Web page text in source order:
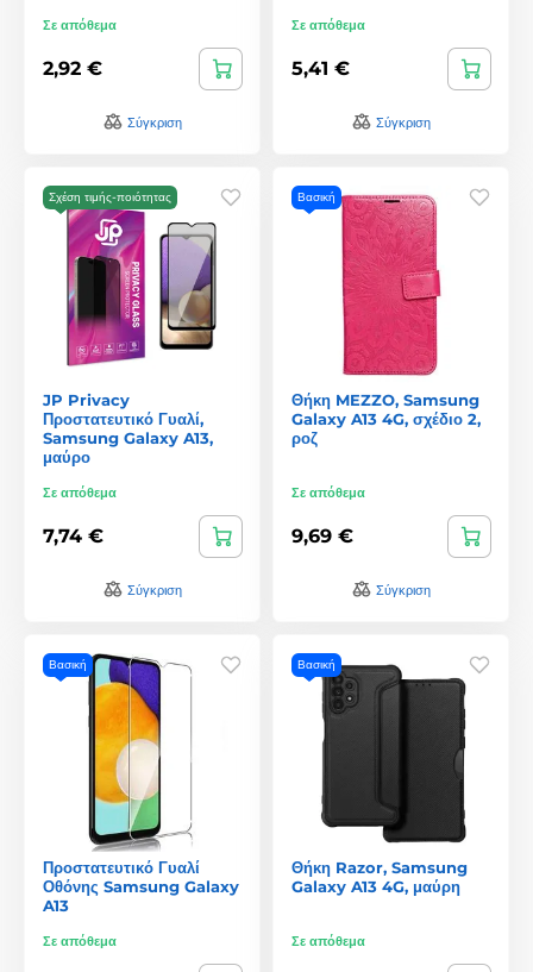
Σε απόθεμα
2,92 €
Σύγκριση
Σε απόθεμα
5,41 €
Σύγκριση
Σχέση τιμής-ποιότητας
JP Privacy
Προστατευτικό Γυαλί,
Samsung Galaxy A13,
μαύρο
Σε απόθεμα
7,74 €
Σύγκριση
Βασική
Θήκη MEZZO, Samsung
Galaxy A13 4G, σχέδιο 2,
ροζ
Σε απόθεμα
9,69 €
Σύγκριση
Βασική
Προστατευτικό Γυαλί
Οθόνης Samsung Galaxy
A13
Σε απόθεμα
Βασική
Θήκη Razor, Samsung
Galaxy A13 4G, μαύρη
Σε απόθεμα